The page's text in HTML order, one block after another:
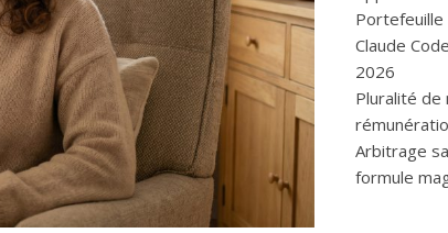
Portefeuille
Claude
2026
Pluralité de
Arbitrage
formule